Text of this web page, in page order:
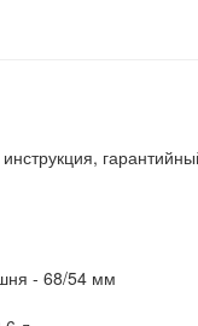
- 68/54 мм